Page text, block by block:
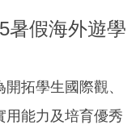
暑假海外遊學
拓學生國際觀、
用能力及培育優秀